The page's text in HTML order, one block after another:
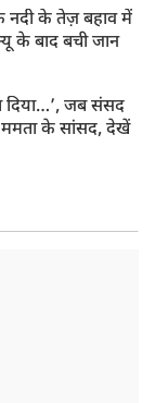
नदी के तेज़ बहाव में
बाद बची जान
दिया…’, जब संसद
ममता के सांसद, देखें